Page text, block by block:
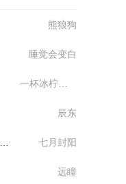
熊狼狗
睡觉会变白
辰东
七月封阳
远瞳